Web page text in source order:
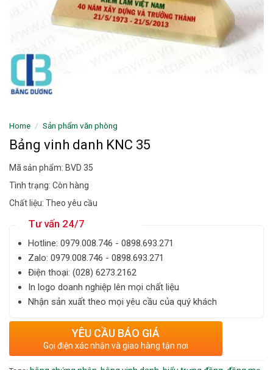
Home / Sản phẩm văn phòng
Bảng vinh danh KNC 35
Mã sản phẩm: BVD 35
Tình trạng: Còn hàng
Chất liệu: Theo yêu cầu
Tư vấn 24/7
Hotline: ‎0979.008.746 - 0898.693.271
Zalo: ‎‎0979.008.746 - 0898.693.271
Điện thoại: ‎(028) 6273.2162
In logo doanh nghiệp lên mọi chất liệu
Nhận sản xuất theo mọi yêu cầu của quý khách
YÊU CẦU BÁO GIÁ
Gọi điện xác nhận và giao hàng tận nơi